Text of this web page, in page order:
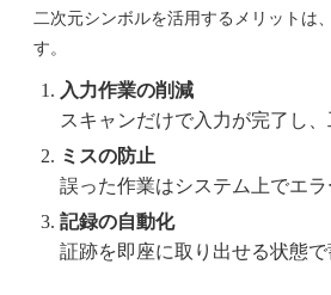
二次元シンボルを活用するメリットは
す。
入力作業の削減
スキャンだけで入力が完了し
ミスの防止
誤った作業はシステム上でエ
記録の自動化
証跡を即座に取り出せる状態